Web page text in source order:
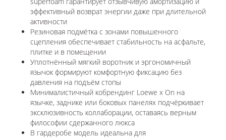
эффективный возврат энергии даже при длительной
активности
Резиновая подмётка с зонами повышенного
сцепления обеспечивает стабильность на асфальте,
плитке и в помещении
Уплотнённый мягкий воротник и эргономичный
язычок формируют комфортную фиксацию без
давления на подъём стопы
Минималистичный кобрендинг Loewe x On на
язычке, заднике или боковых панелях подчёркивает
эксклюзивность коллаборации, оставаясь верным
философии сдержанного люкса
В гардеробе модель идеальна для